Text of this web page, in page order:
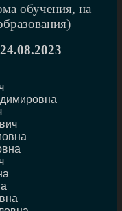
обучения, на